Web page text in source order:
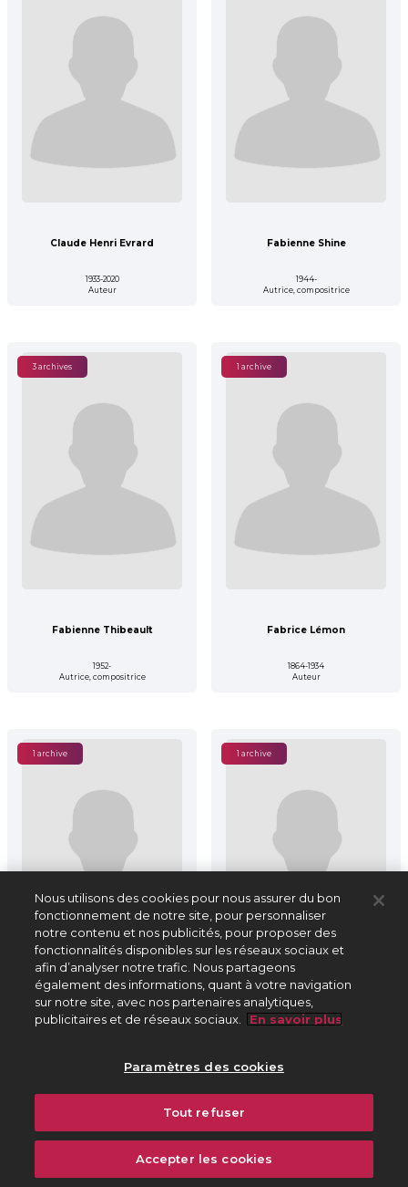
Claude Henri Evrard
1933-2020
Auteur
Fabienne Shine
1944-
Autrice, compositrice
3 archives
Fabienne Thibeault
1952-
Autrice, compositrice
1 archive
Fabrice Lémon
1864-1934
Auteur
1 archive
Fally Ipupa
Auteur, compositeur
1 archive
Fania Fenelon
Auteur, compositeur
2 archives 1 archive
Nous utilisons des cookies pour nous assurer du bon
fonctionnement de notre site, pour personnaliser
notre contenu et nos publicités, pour proposer des
fonctionnalités disponibles sur les réseaux sociaux et
afin d’analyser notre trafic. Nous partageons
également des informations, quant à votre navigation
sur notre site, avec nos partenaires analytiques,
publicitaires et de réseaux sociaux.
En savoir plus
Paramètres des cookies
Tout refuser
Accepter les cookies